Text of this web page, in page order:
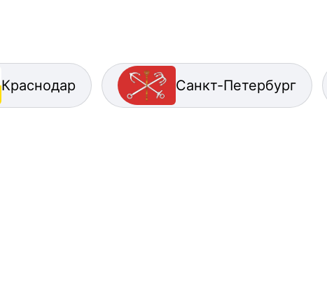
Краснодар Санкт-Петербург